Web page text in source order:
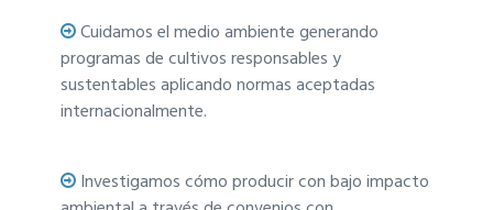
Cuidamos el medio ambiente generando
programas de cultivos responsables y
sustentables aplicando normas aceptadas
internacionalmente.
Investigamos cómo producir con bajo impacto